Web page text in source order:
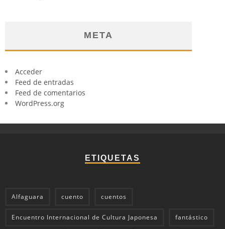
META
Acceder
Feed de entradas
Feed de comentarios
WordPress.org
ETIQUETAS
Alfaguara cuento cuentos
Encuentro Internacional de Cultura Japonesa fantástico